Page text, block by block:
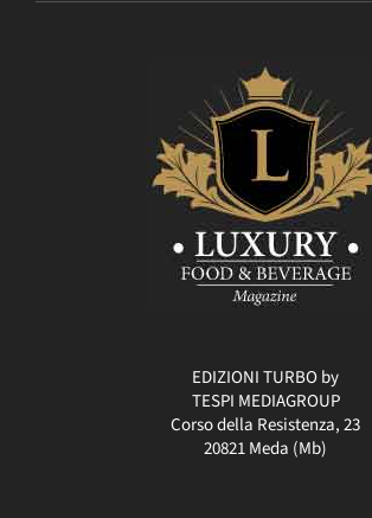
EDIZIONI TURBO by
TESPI MEDIAGROUP
Corso della Resistenza, 23
20821 Meda (Mb)